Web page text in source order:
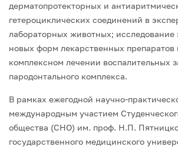
дерматопротекторных и
гетероциклических соединений в
лабораторных животных; исследование
новых форм лекарственных
комплексном лечении воспалительных
пародонтального комплекса.
В рамках ежегодной научно-
международным участием
общества (СНО) им. проф. Н.П.
государственного медицинского